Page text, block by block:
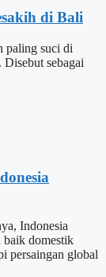
di Bali
paling suci di
sebagai
Indonesia
baik domestik
persaingan global